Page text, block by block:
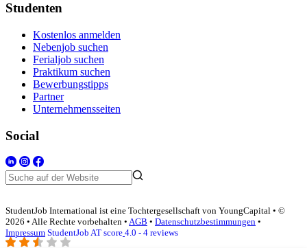
Studenten
Kostenlos anmelden
Nebenjob suchen
Ferialjob suchen
Praktikum suchen
Bewerbungstipps
Partner
Unternehmensseiten
Social
StudentJob International ist eine Tochtergesellschaft von YoungCapital • ©
2026 • Alle Rechte vorbehalten • AGB • Datenschutzbestimmungen •
Impressum StudentJob AT score 4.0 - 4 reviews